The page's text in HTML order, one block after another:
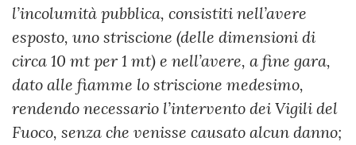
l’incolumità pubblica, consistiti nell’avere
esposto, uno striscione (delle dimensioni di
circa 10 mt per 1 mt) e nell’avere, a fine gara,
dato alle fiamme lo striscione medesimo,
rendendo necessario l’intervento dei Vigili del
Fuoco, senza che venisse causato alcun danno;